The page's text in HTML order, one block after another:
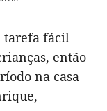
tarefa fácil
então
na casa